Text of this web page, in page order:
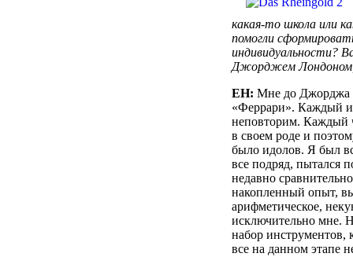
какая-то школа или
помогли
индивидуальности?
Джорджем
ЕН: Мне до Джорджа
«Феррари». Каждый
неповторим. Каждый
в своем роде и
было идолов. Я был
все подряд, пытался
недавно
накопленный опыт,
арифметическое,
исключительно мне.
набор инструментов,
все на данном этапе